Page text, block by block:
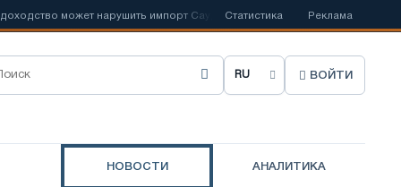
может нарушить импорт Саудовской стали 📰Испанский
Статистика Реклама
В
б
ВОЙТИ
НОВОСТИ АНАЛИТИКА